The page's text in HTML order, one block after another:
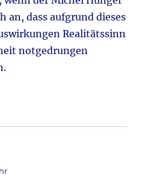
an, dass aufgrund dieses
Realitätssinn
notgedrungen